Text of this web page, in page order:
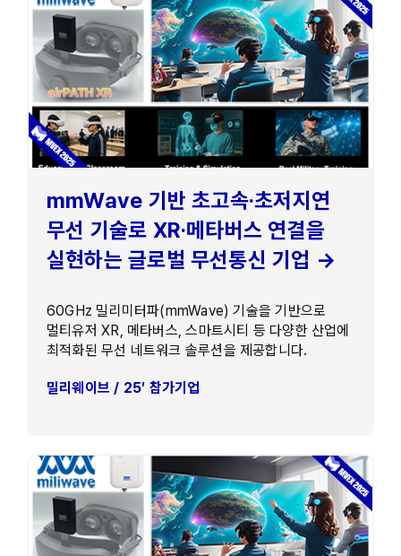
mmWave 기반 초고속·초저지연
무선 기술로 XR·메타버스 연결을
실현하는 글로벌 무선통신 기업 →
60GHz 밀리미터파(mmWave) 기술을 기반으로
멀티유저 XR, 메타버스, 스마트시티 등 다양한 산업에
최적화된 무선 네트워크 솔루션을 제공합니다.
밀리웨이브 / 25′ 참가기업